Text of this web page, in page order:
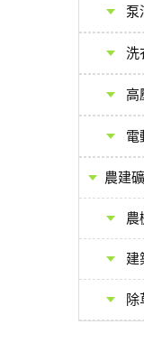
泵
洗
高
電
農建
農
建
除